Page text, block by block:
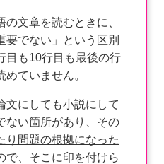
文章を読むときに、
要でない」という区別
目も10行目も最後の行
ていません。
にしても小説にして
ない箇所があり、その
り問題の根拠になった
で、そこに印を付けら